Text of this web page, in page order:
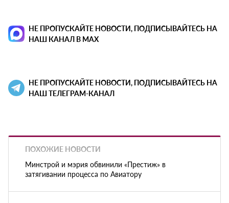
НЕ ПРОПУСКАЙТЕ НОВОСТИ, ПОДПИСЫВАЙТЕСЬ НА
НАШ КАНАЛ В MAX
НЕ ПРОПУСКАЙТЕ НОВОСТИ, ПОДПИСЫВАЙТЕСЬ НА
НАШ ТЕЛЕГРАМ-КАНАЛ
ПОХОЖИЕ НОВОСТИ
Минстрой и мэрия обвинили «Престиж» в
затягивании процесса по Авиатору